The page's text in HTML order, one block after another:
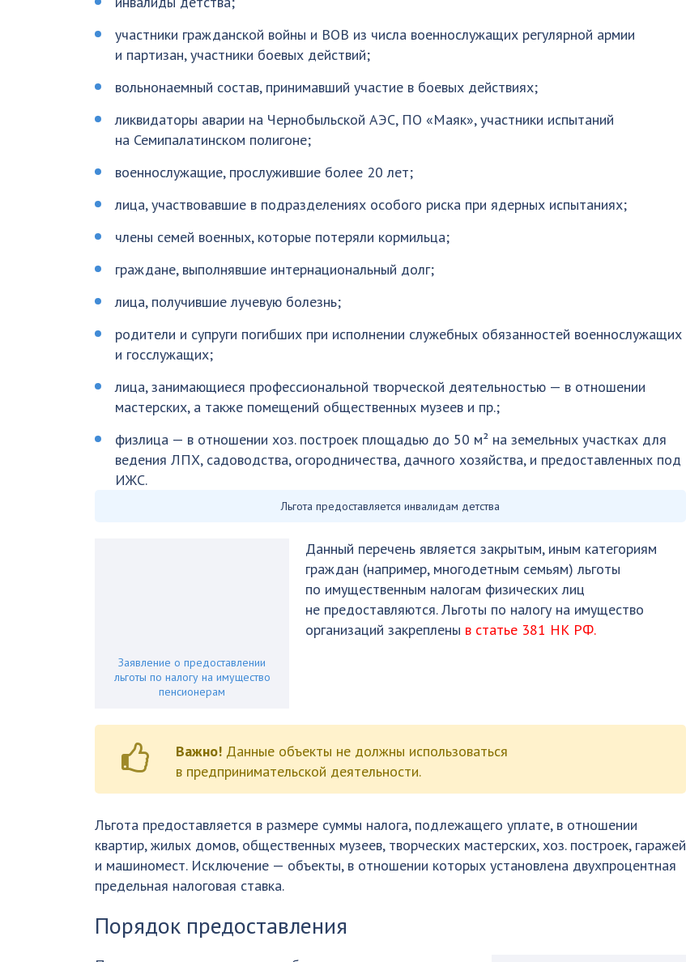
участники гражданской войны и ВОВ из числа военнослужащих регулярной армии
и партизан, участники боевых действий;
вольнонаемный состав, принимавший участие в боевых действиях;
ликвидаторы аварии на Чернобыльской АЭС, ПО «Маяк», участники испытаний
на Семипалатинском полигоне;
военнослужащие, прослужившие более 20 лет;
лица, участвовавшие в подразделениях особого риска при ядерных испытаниях;
члены семей военных, которые потеряли кормильца;
граждане, выполнявшие интернациональный долг;
лица, получившие лучевую болезнь;
родители и супруги погибших при исполнении служебных обязанностей военнослужащих
и госслужащих;
лица, занимающиеся профессиональной творческой деятельностью — в отношении
мастерских, а также помещений общественных музеев и пр.;
физлица — в отношении хоз. построек площадью до 50 м² на земельных участках для
ведения ЛПХ, садоводства, огородничества, дачного хозяйства, и предоставленных под
ИЖС.
Льгота предоставляется инвалидам детства
Заявление о предоставлении
льготы по налогу на имущество
пенсионерам
Данный перечень является закрытым, иным категориям
граждан (например, многодетным семьям) льготы
по имущественным налогам физических лиц
не предоставляются. Льготы по налогу на имущество
организаций закреплены в статье 381 НК РФ.
Важно! Данные объекты не должны использоваться
в предпринимательской деятельности.
Льгота предоставляется в размере суммы налога, подлежащего уплате, в отношении
квартир, жилых домов, общественных музеев, творческих мастерских, хоз. построек, гаражей
и машиномест. Исключение — объекты, в отношении которых установлена двухпроцентная
предельная налоговая ставка.
Порядок предоставления